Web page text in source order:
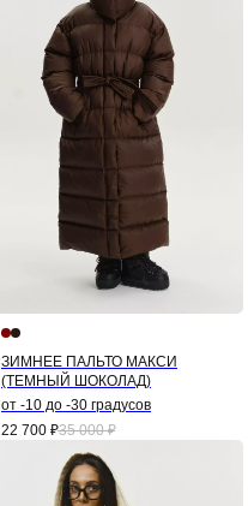
ЗИМНЕЕ ПАЛЬТО МАКСИ
(ТЕМНЫЙ ШОКОЛАД)
от -10 до -30 градусов
22 700 ₽35 000 ₽